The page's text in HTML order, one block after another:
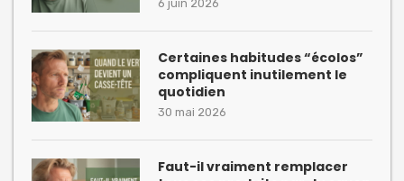
6 juin 2026
Certaines habitudes “écolos”
compliquent inutilement le
quotidien
30 mai 2026
Faut-il vraiment remplacer